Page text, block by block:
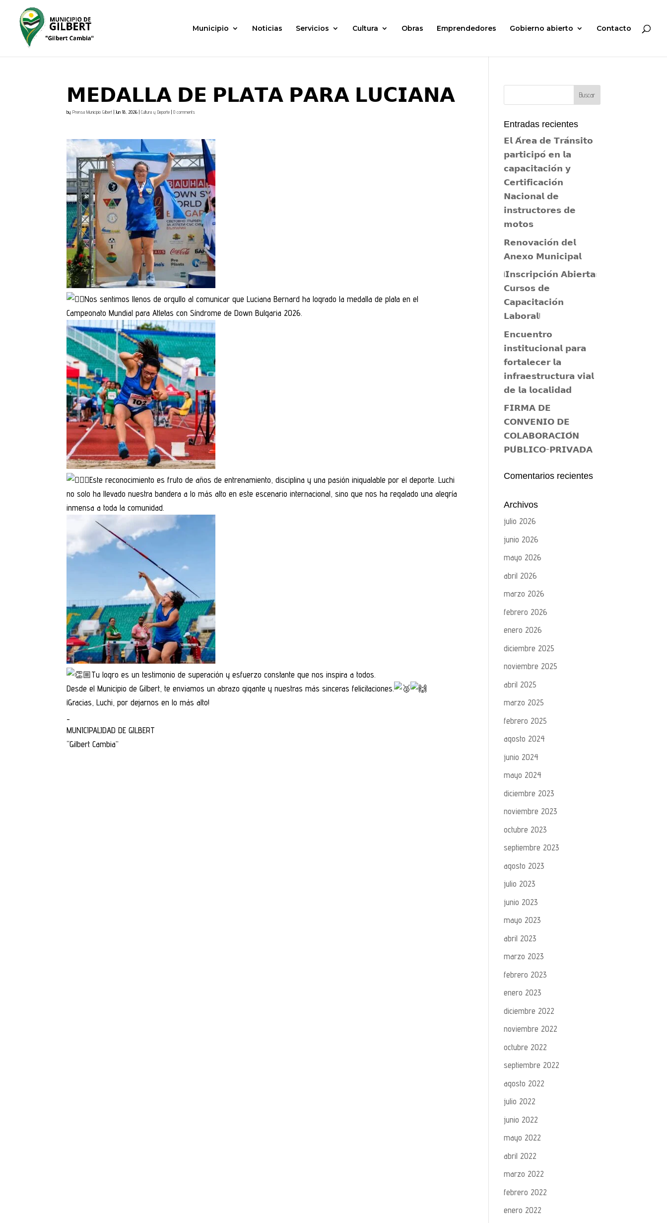
Municipio Noticias Servicios Cultura Obras Emprendedores Gobierno abierto Contacto
𝗠𝗘𝗗𝗔𝗟𝗟𝗔 𝗗𝗘 𝗣𝗟𝗔𝗧𝗔 𝗣𝗔𝗥𝗔 𝗟𝗨𝗖𝗜𝗔𝗡𝗔
byPrensa Municipio Gilbert |Jun 18, 2026 |Cultura y Deporte |0 comments
Nos sentimos llenos de orgullo al comunicar que Luciana Bernard ha logrado la medalla de plata en el
Campeonato Mundial para Atletas con Síndrome de Down Bulgaria 2026.
Este reconocimiento es fruto de años de entrenamiento, disciplina y una pasión inigualable por el deporte. Luchi
no solo ha llevado nuestra bandera a lo más alto en este escenario internacional, sino que nos ha regalado una alegría
inmensa a toda la comunidad.
Tu logro es un testimonio de superación y esfuerzo constante que nos inspira a todos.
Desde el Municipio de Gilbert, te enviamos un abrazo gigante y nuestras más sinceras felicitaciones.
¡Gracias, Luchi, por dejarnos en lo más alto!
MUNICIPALIDAD DE GILBERT
“Gilbert Cambia”
Entradas recientes
𝗘𝗹 𝗔́𝗿𝗲𝗮 𝗱𝗲 𝗧𝗿𝗮́𝗻𝘀𝗶𝘁𝗼
𝗽𝗮𝗿𝘁𝗶𝗰𝗶𝗽𝗼́ 𝗲𝗻 𝗹𝗮
𝗰𝗮𝗽𝗮𝗰𝗶𝘁𝗮𝗰𝗶𝗼́𝗻 𝘆
𝗖𝗲𝗿𝘁𝗶𝗳𝗶𝗰𝗮𝗰𝗶𝗼́𝗻
𝗡𝗮𝗰𝗶𝗼𝗻𝗮𝗹 𝗱𝗲
𝗶𝗻𝘀𝘁𝗿𝘂𝗰𝘁𝗼𝗿𝗲𝘀 𝗱𝗲
𝗺𝗼𝘁𝗼𝘀
𝗥𝗲𝗻𝗼𝘃𝗮𝗰𝗶𝗼́𝗻 𝗱𝗲𝗹
𝗔𝗻𝗲𝘅𝗼 𝗠𝘂𝗻𝗶𝗰𝗶𝗽𝗮𝗹
¡𝗜𝗻𝘀𝗰𝗿𝗶𝗽𝗰𝗶𝗼́𝗻 𝗔𝗯𝗶𝗲𝗿𝘁𝗮:
𝗖𝘂𝗿𝘀𝗼𝘀 𝗱𝗲
𝗖𝗮𝗽𝗮𝗰𝗶𝘁𝗮𝗰𝗶𝗼́𝗻
𝗟𝗮𝗯𝗼𝗿𝗮𝗹!
𝗘𝗻𝗰𝘂𝗲𝗻𝘁𝗿𝗼
𝗶𝗻𝘀𝘁𝗶𝘁𝘂𝗰𝗶𝗼𝗻𝗮𝗹 𝗽𝗮𝗿𝗮
𝗳𝗼𝗿𝘁𝗮𝗹𝗲𝗰𝗲𝗿 𝗹𝗮
𝗶𝗻𝗳𝗿𝗮𝗲𝘀𝘁𝗿𝘂𝗰𝘁𝘂𝗿𝗮 𝘃𝗶𝗮𝗹
𝗱𝗲 𝗹𝗮 𝗹𝗼𝗰𝗮𝗹𝗶𝗱𝗮𝗱
𝗙𝗜𝗥𝗠𝗔 𝗗𝗘
𝗖𝗢𝗡𝗩𝗘𝗡𝗜𝗢 𝗗𝗘
𝗖𝗢𝗟𝗔𝗕𝗢𝗥𝗔𝗖𝗜𝗢́𝗡
𝗣𝗨́𝗕𝗟𝗜𝗖𝗢-𝗣𝗥𝗜𝗩𝗔𝗗𝗔
Comentarios recientes
Archivos
julio 2026
junio 2026
mayo 2026
abril 2026
marzo 2026
febrero 2026
enero 2026
diciembre 2025
noviembre 2025
abril 2025
marzo 2025
febrero 2025
agosto 2024
junio 2024
mayo 2024
diciembre 2023
noviembre 2023
octubre 2023
septiembre 2023
agosto 2023
julio 2023
junio 2023
mayo 2023
abril 2023
marzo 2023
febrero 2023
enero 2023
diciembre 2022
noviembre 2022
octubre 2022
septiembre 2022
agosto 2022
julio 2022
junio 2022
mayo 2022
abril 2022
marzo 2022
febrero 2022
enero 2022